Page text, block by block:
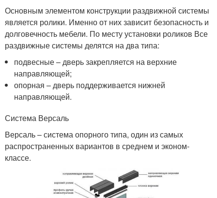
Основным элементом конструкции раздвижной системы
является ролики. Именно от них зависит безопасность и
долговечность мебели. По месту установки роликов Все
раздвижные системы делятся на два типа:
подвесные – дверь закрепляется на верхние
направляющей;
опорная – дверь поддерживается нижней
направляющей.
Система Версаль
Версаль – система опорного типа, один из самых
распространенных вариантов в среднем и эконом-
классе.